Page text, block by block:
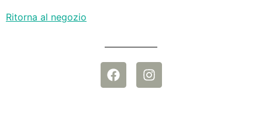
Ritorna al negozio